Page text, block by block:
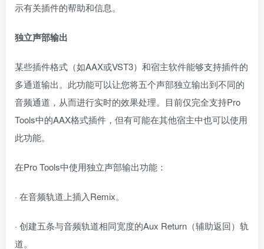
示有关插件的帮助和信息。
独立声部输出
某些插件格式（如AAX或VST3）和宿主软件能够支持插件的
多通道输出。此功能可以让您将五个声部独立输出到不同的
音频通道，从而进行实时的效果处理。目前仅完全支持Pro
Tools中的AAX格式插件，但有可能在其他宿主中也可以使用
此功能。
在Pro Tools中使用独立声部输出功能：
· 在音频轨道上插入Remix。
· 创建五条与音频轨道相同宽度的Aux Return（辅助返回）轨
道。